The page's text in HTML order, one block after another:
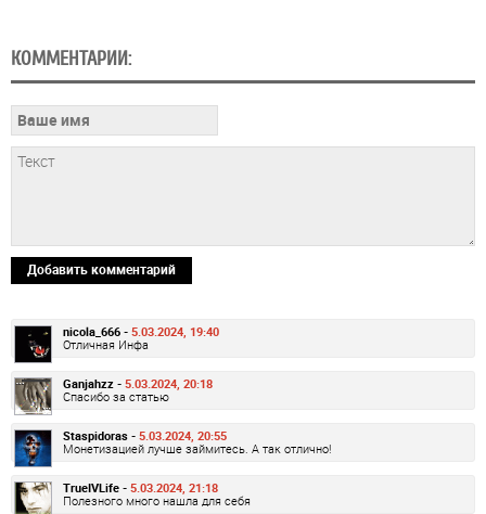
КОММЕНТАРИИ:
Добавить комментарий
nicola_666 - 5.03.2024, 19:40
Отличная Инфа
Ganjahzz - 5.03.2024, 20:18
Спасибо за статью
Staspidoras - 5.03.2024, 20:55
Монетизацией лучше займитесь. А так отлично!
TrueIVLife - 5.03.2024, 21:18
Полезного много нашла для себя